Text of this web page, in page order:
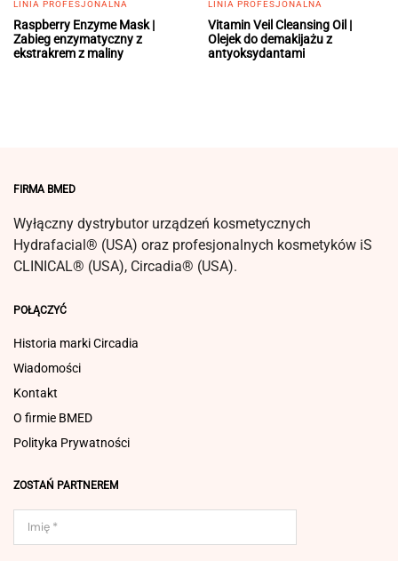
LINIA PROFESJONALNA
Raspberry Enzyme Mask |
Zabieg enzymatyczny z
ekstrakrem z maliny
LINIA PROFESJONALNA
Vitamin Veil Cleansing Oil |
Olejek do demakijażu z
antyoksydantami
FIRMA BMED
Wyłączny dystrybutor urządzeń kosmetycznych
Hydrafacial® (USA) oraz profesjonalnych kosmetyków iS
CLINICAL® (USA), Circadia® (USA).
POŁĄCZYĆ
Historia marki Circadia
Wiadomości
Kontakt
O firmie BMED
Polityka Prywatności
ZOSTAŃ PARTNEREM